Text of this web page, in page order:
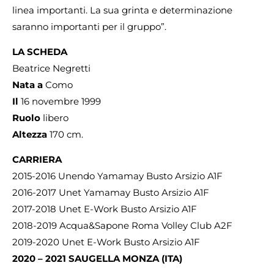
linea importanti. La sua grinta e determinazione
saranno importanti per il gruppo”.
LA SCHEDA
Beatrice Negretti
Nata a Como
Il 16 novembre 1999
Ruolo libero
Altezza 170 cm.
CARRIERA
2015-2016 Unendo Yamamay Busto Arsizio A1F
2016-2017 Unet Yamamay Busto Arsizio A1F
2017-2018 Unet E-Work Busto Arsizio A1F
2018-2019 Acqua&Sapone Roma Volley Club A2F
2019-2020 Unet E-Work Busto Arsizio A1F
2020 – 2021 SAUGELLA MONZA (ITA)